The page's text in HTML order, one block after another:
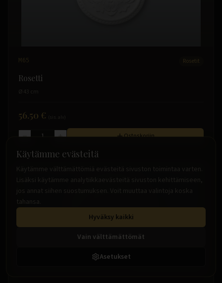
M65 Rosetit
Rosetti
Ø 43 cm
56.50 €
Ostoskoriin
Käytämme evästeitä
Käytämme välttämättömiä evästeitä sivuston toimintaa varten.
Lisäksi käytämme analytiikkaevästeitä sivuston kehittämiseen,
jos annat siihen suostumuksen. Voit muuttaa valintoja koska
tahansa.
Hyväksy kaikki
Vain välttämättömät
Asetukset